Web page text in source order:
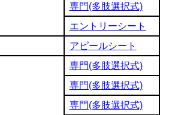
専門(多肢選択式)
エントリーシート
アピールシート
専門(多肢選択式)
専門(多肢選択式)
専門(多肢選択式)